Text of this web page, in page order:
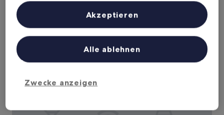
gut,
Bewertungen)
beträgt
6. Sept.–7. Sept.
Guestready - Amma Braga Apartments
Inhalte, Messung von Werbeleistung und der Performance von Inhalten,
Zielgruppenforschung sowie Entwicklung und Verbesserung von
Liste der Partner (Lieferanten)
Zwecke anzeigen
Alle ablehnen
Akzeptieren